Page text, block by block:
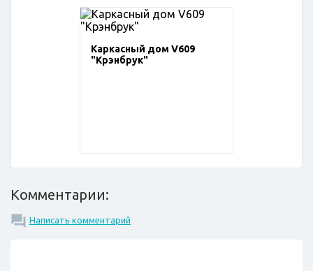
Каркасный дом V609
"Крэнбрук"
Комментарии:
Написать комментарий